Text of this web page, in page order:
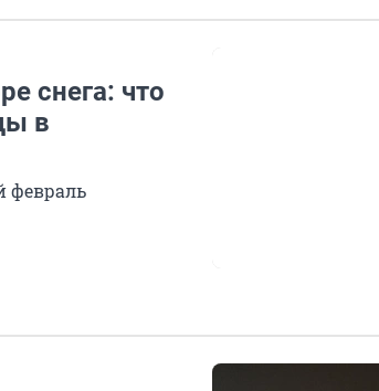
снега: что
в
февраль